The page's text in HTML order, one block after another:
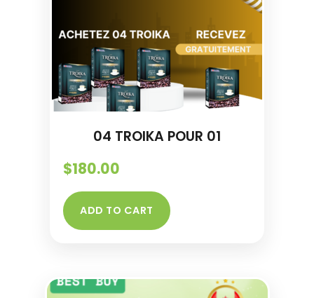
04 TROIKA POUR 01
$180.00
ADD TO CART